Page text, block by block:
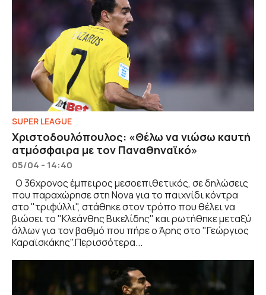
SUPER LEAGUE
Χριστοδουλόπουλος: «Θέλω να νιώσω καυτή
ατμόσφαιρα με τον Παναθηναϊκό»
05/04 - 14:40
Ο 36χρονος έμπειρος μεσοεπιθετικός, σε δηλώσεις
που παραχώρησε στη Nova για το παιχνίδι κόντρα
στο "τριφύλλι", στάθηκε στον τρόπο που θέλει να
βιώσει το "Κλεάνθης Βικελίδης" και ρωτήθηκε μεταξύ
άλλων για τον βαθμό που πήρε ο Άρης στο "Γεώργιος
Καραϊσκάκης".Περισσότερα...